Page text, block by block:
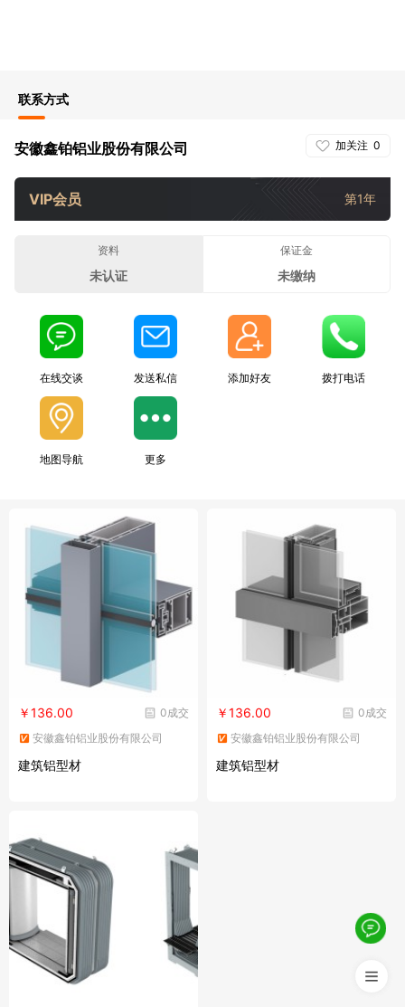
联系方式
加关注 0
安徽鑫铂铝业股份有限公司
VIP会员 第1年
资料
未认证
保证金
未缴纳
在线交谈 发送私信 添加好友 拨打电话
地图导航 更多
0成交
￥136.00
安徽鑫铂铝业股份有限公司
建筑铝型材
0成交
￥136.00
安徽鑫铂铝业股份有限公司
建筑铝型材